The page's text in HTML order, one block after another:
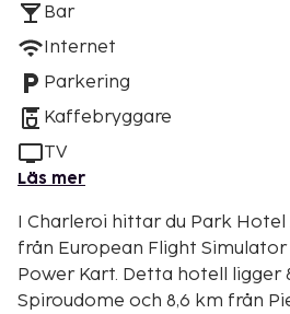
Bar
Internet
Parkering
Kaffebryggare
TV
Läs mer
I Charleroi hittar du Park Hotel
från European Flight
Power Kart. Detta hotell ligger 8 km från
Spiroudome och 8,6 km från